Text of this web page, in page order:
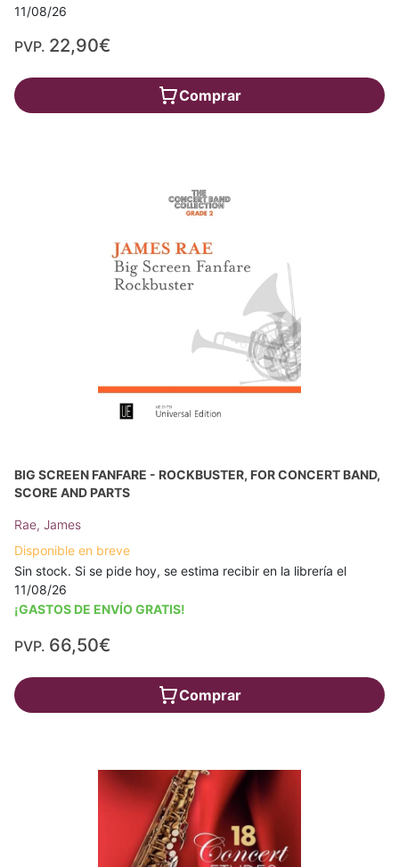
11/08/26
PVP. 22,90€
Comprar
BIG SCREEN FANFARE - ROCKBUSTER, FOR CONCERT BAND,
SCORE AND PARTS
Rae, James
Disponible en breve
Sin stock. Si se pide hoy, se estima recibir en la librería el
11/08/26
¡GASTOS DE ENVÍO GRATIS!
PVP. 66,50€
Comprar